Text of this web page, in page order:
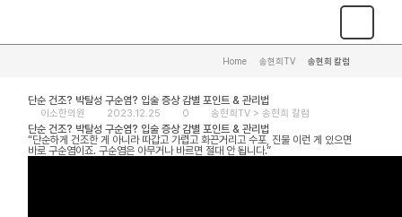
Home 송현희TV 송현희 칼럼
단순 건조? 박탈성 구순염? 입술 증상 감별 포인트 & 관리법
이소한의원 2023.12.25 0 송현희TV >송현희 칼럼
단순 건조? 박탈성 구순염? 입술 증상 감별 포인트 & 관리법
“단순하게 건조한 게 아니라 따갑고 가렵고 화끈거리고 수포, 진물 이런 게 있으면
바로 구순염이죠. 구순염은 아무거나 바르면 절대 안 됩니다.”